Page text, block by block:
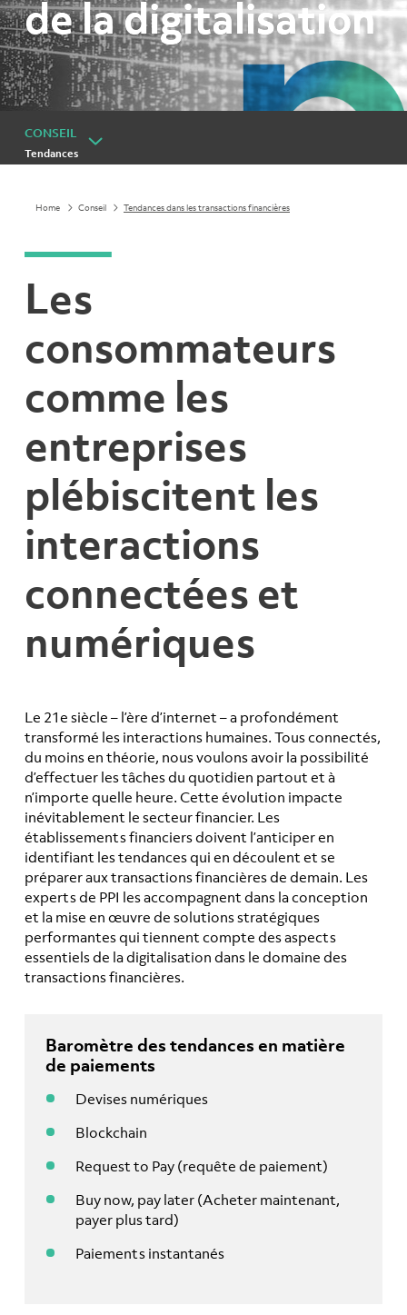
de la digitalisation
CONSEIL
Tendances
Home Conseil Tendances dans les transactions financières
Les
consommateurs
comme les
entreprises
plébiscitent les
interactions
connectées et
numériques
Le 21e siècle – l’ère d’internet – a profondément
transformé les interactions humaines. Tous connectés,
du moins en théorie, nous voulons avoir la possibilité
d’effectuer les tâches du quotidien partout et à
n’importe quelle heure. Cette évolution impacte
inévitablement le secteur financier. Les
établissements financiers doivent l’anticiper en
identifiant les tendances qui en découlent et se
préparer aux transactions financières de demain. Les
experts de PPI les accompagnent dans la conception
et la mise en œuvre de solutions stratégiques
performantes qui tiennent compte des aspects
essentiels de la digitalisation dans le domaine des
transactions financières.
Baromètre des tendances en matière
de paiements
Devises numériques
Blockchain
Request to Pay (requête de paiement)
Buy now, pay later (Acheter maintenant,
payer plus tard)
Paiements instantanés